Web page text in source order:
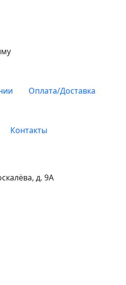
Оплата/Доставка
Контакты
д. 9А